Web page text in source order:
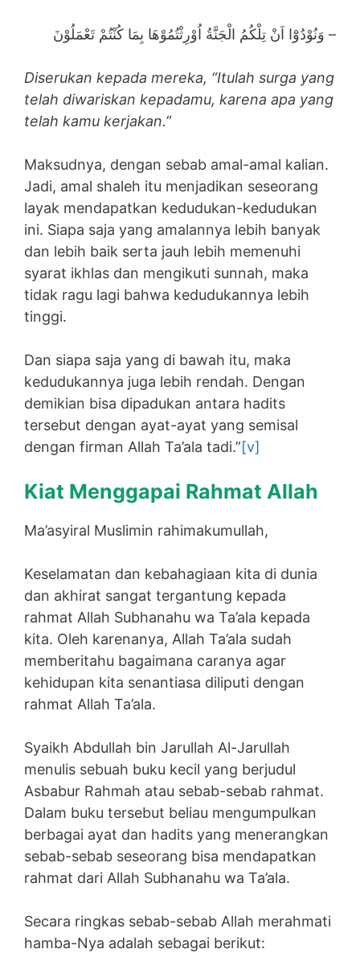
وَنُوْدُوْٓا اَنْ تِلْكُمُ الْجَنَّةُ اُوْرِثْتُمُوْهَا بِمَا كُنْتُمْ تَعْمَلُوْنَ –
Diserukan kepada mereka, “Itulah surga yang
telah diwariskan kepadamu, karena apa yang
telah kamu kerjakan.”
Maksudnya, dengan sebab amal-amal kalian.
Jadi, amal shaleh itu menjadikan seseorang
layak mendapatkan kedudukan-kedudukan
ini. Siapa saja yang amalannya lebih banyak
dan lebih baik serta jauh lebih memenuhi
syarat ikhlas dan mengikuti sunnah, maka
tidak ragu lagi bahwa kedudukannya lebih
tinggi.
Dan siapa saja yang di bawah itu, maka
kedudukannya juga lebih rendah. Dengan
demikian bisa dipadukan antara hadits
tersebut dengan ayat-ayat yang semisal
dengan firman Allah Ta’ala tadi.”[v]
Kiat Menggapai Rahmat Allah
Ma’asyiral Muslimin rahimakumullah,
Keselamatan dan kebahagiaan kita di dunia
dan akhirat sangat tergantung kepada
rahmat Allah Subhanahu wa Ta’ala kepada
kita. Oleh karenanya, Allah Ta’ala sudah
memberitahu bagaimana caranya agar
kehidupan kita senantiasa diliputi dengan
rahmat Allah Ta’ala.
Syaikh Abdullah bin Jarullah Al-Jarullah
menulis sebuah buku kecil yang berjudul
Asbabur Rahmah atau sebab-sebab rahmat.
Dalam buku tersebut beliau mengumpulkan
berbagai ayat dan hadits yang menerangkan
sebab-sebab seseorang bisa mendapatkan
rahmat dari Allah Subhanahu wa Ta’ala.
Secara ringkas sebab-sebab Allah merahmati
hamba-Nya adalah sebagai berikut: